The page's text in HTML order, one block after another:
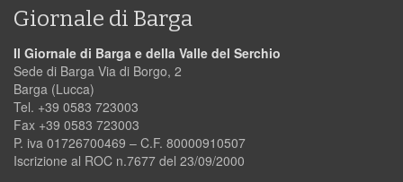
Giornale di Barga
Il Giornale di Barga e della Valle del Serchio
Sede di Barga Via di Borgo, 2
Barga (Lucca)
Tel. +39 0583 723003
Fax +39 0583 723003
P. iva 01726700469 – C.F. 80000910507
Iscrizione al ROC n.7677 del 23/09/2000